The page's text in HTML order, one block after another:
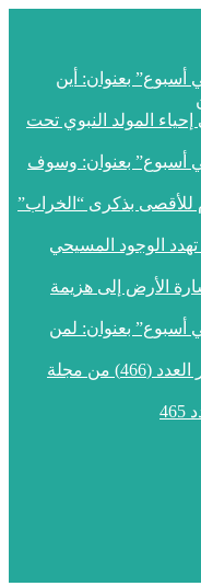
في أسبوع” بعنوان: أين
إحياء المولد النبوي تحت
في أسبوع” بعنوان: وسوف
بذكرى “الخراب”
الوجود المسيحي
الأرض إلى هزيمة
في أسبوع” بعنوان: لمن
أمميون على طريق القدس.. صدور العدد (466) من مجلة